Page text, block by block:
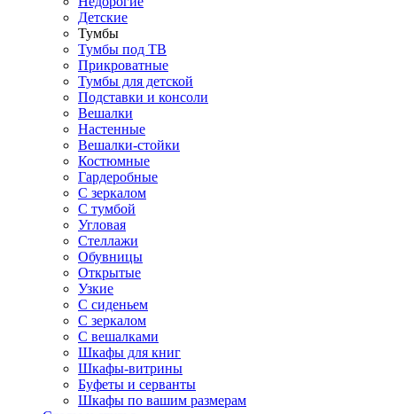
Детские
Тумбы
Тумбы под ТВ
Прикроватные
Тумбы для детской
Подставки и консоли
Вешалки
Настенные
Вешалки-стойки
Костюмные
Гардеробные
С зеркалом
С тумбой
Угловая
Стеллажи
Обувницы
Открытые
Узкие
С сиденьем
С зеркалом
С вешалками
Шкафы для книг
Шкафы-витрины
Буфеты и серванты
Шкафы по вашим размерам